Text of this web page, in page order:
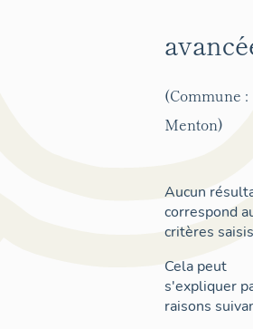
(Commune :
Menton)
Aucun
correspond
critères
Cela peut
s'expliquer
raisons